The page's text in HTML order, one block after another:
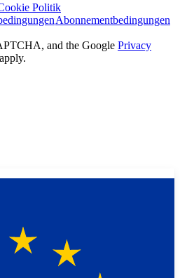
Politik
Abonnementbedingungen
and the Google Privacy
apply.